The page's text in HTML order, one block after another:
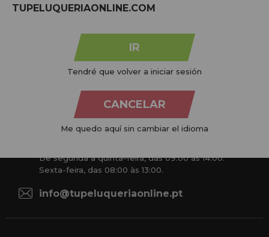
Tu Peluquería Online S.L.U.
dedicamo-nos à venda de
produtos para cabeleireiro e beleza, oferecendo uma vasta
gama ao seu alcance económico e profissional. Temos preços
competitivos e estamos sempre à sua disposição.
+34 951 204 547
De segunda a quinta-feira, das 09:00 às 14:00.
Sexta-feira, das 08:00 às 13:00.
info@tupeluqueriaonline.pt
TUPELUQUERIAONLINE.COM
IR
Tendré que volver a iniciar sesión
CANCELAR
Me quedo aquí sin cambiar el idioma